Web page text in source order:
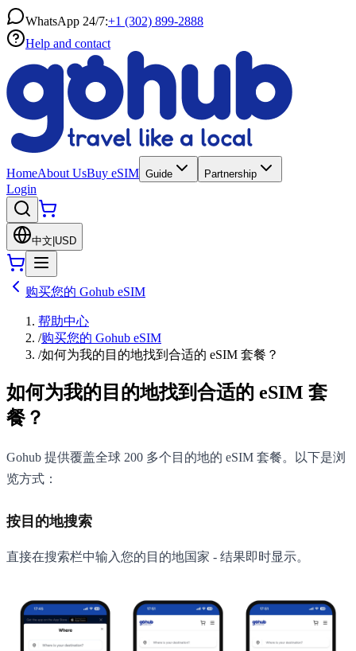
WhatsApp 24/7:+1 (302) 899-2888
Help and contact
HomeAbout UsBuy eSIM Guide Partnership
Login
中文 USD
购买您的 Gohub eSIM
帮助中心
/购买您的 Gohub eSIM
/如何为我的目的地找到合适的 eSIM 套餐？
如何为我的目的地找到合适的 eSIM 套
餐？
Gohub 提供覆盖全球 200 多个目的地的 eSIM 套餐。以下是浏
览方式：
按目的地搜索
直接在搜索栏中输入您的目的地国家 - 结果即时显示。